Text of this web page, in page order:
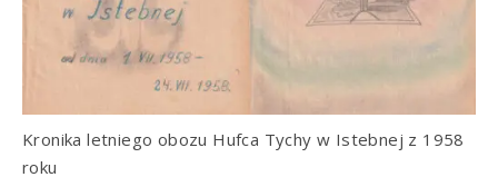
Kronika letniego obozu Hufca Tychy w Istebnej z 1958
roku